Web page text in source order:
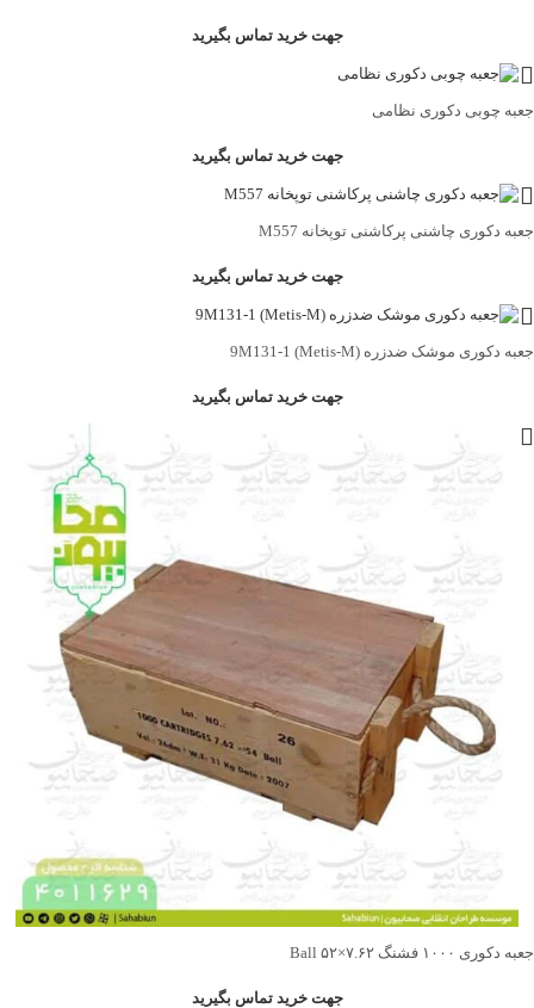
جهت خرید تماس بگیرید
جعبه چوبی دکوری نظامی
جهت خرید تماس بگیرید
جعبه دکوری چاشنی پرکاشنی توپخانه M557
جهت خرید تماس بگیرید
جعبه دکوری موشک ضدزره 9M131-1 (Metis-M)
جهت خرید تماس بگیرید
جعبه دکوری ۱۰۰۰ فشنگ ۷.۶۲×۵۲ Ball
جهت خرید تماس بگیرید